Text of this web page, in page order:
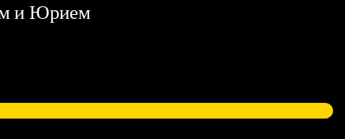
и Юрием